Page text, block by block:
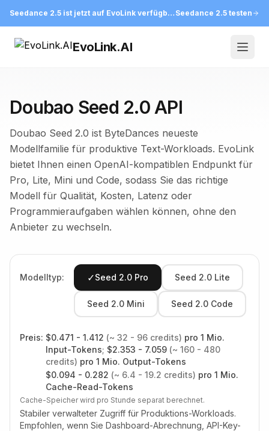
Seedance 2.5 ist jetzt auf EvoLink verfügbar Seedance 2.5 testen
EvoLink.AI
Doubao Seed 2.0 API
Doubao Seed 2.0 ist ByteDances neueste
Modellfamilie für produktive Text-Workloads. EvoLink
bietet Ihnen einen OpenAI-kompatiblen Endpunkt für
Pro, Lite, Mini und Code, sodass Sie das richtige
Modell für Qualität, Kosten, Latenz oder
Programmieraufgaben wählen können, ohne den
Anbieter zu wechseln.
Modelltyp: ✓Seed 2.0 Pro Seed 2.0 Lite
Seed 2.0 Mini Seed 2.0 Code
Preis: $0.471 - 1.412 (~ 32 - 96 credits) pro 1 Mio.
Input-Tokens; $2.353 - 7.059 (~ 160 - 480
credits) pro 1 Mio. Output-Tokens
$0.094 - 0.282 (~ 6.4 - 19.2 credits) pro 1 Mio.
Cache-Read-Tokens
Cache-Speicher wird pro Stunde separat berechnet.
Stabiler verwalteter Zugriff für Produktions-Workloads.
Empfohlen, wenn Sie Dashboard-Abrechnung, API-Key-